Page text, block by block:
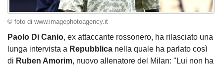
© foto di www.imagephotoagency.it
Paolo Di Canio, ex attaccante rossonero, ha rilasciato una
lunga intervista a Repubblica nella quale ha parlato così
di Ruben Amorim, nuovo allenatore del Milan: "Lui non ha